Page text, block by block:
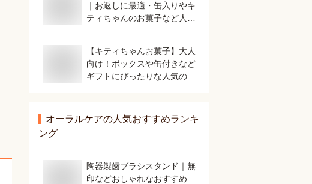
｜お返しに最適・缶入りやキ
ティちゃんのお菓子など人気
【キティちゃんお菓子】大人
向け！ボックスや缶付きなど
ギフトにぴったりな人気のお
オーラルケアの人気おすすめランキ
ング
陶器製歯ブラシスタンド｜無
印などおしゃれなおすすめ